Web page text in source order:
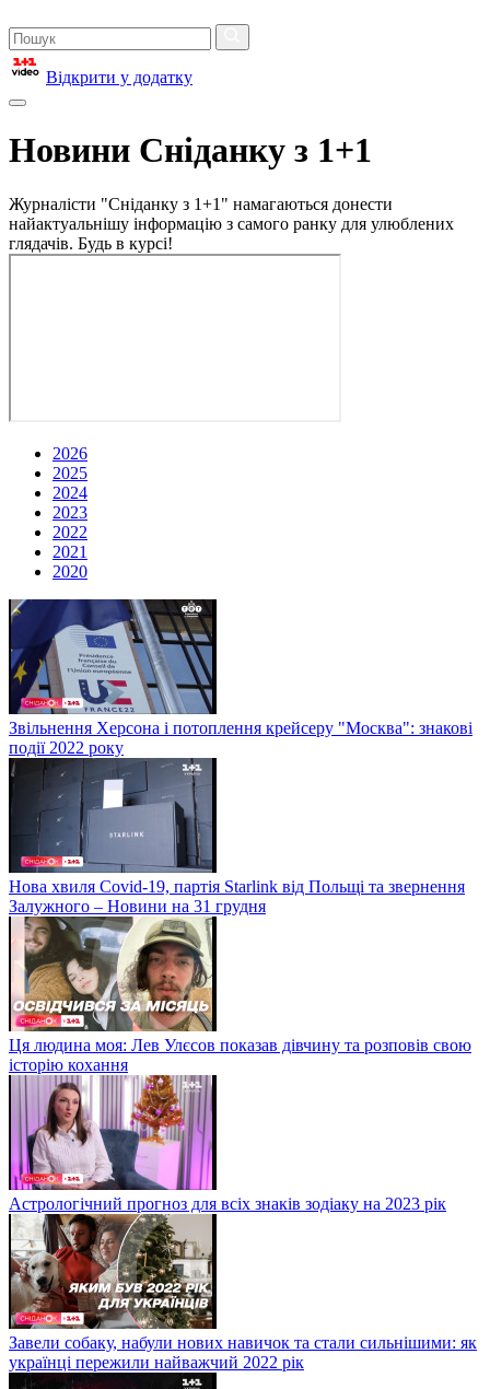
Відкрити у додатку
Новини Сніданку з 1+1
Журналісти "Сніданку з 1+1" намагаються донести
найактуальнішу інформацію з самого ранку для улюблених
глядачів. Будь в курсі!
2026
2025
2024
2023
2022
2021
2020
Звільнення Херсона і потоплення крейсеру "Москва": знакові
події 2022 року
Нова хвиля Covid-19, партія Starlink від Польщі та звернення
Залужного – Новини на 31 грудня
Ця людина моя: Лев Улєсов показав дівчину та розповів свою
історію кохання
Астрологічний прогноз для всіх знаків зодіаку на 2023 рік
Завели собаку, набули нових навичок та стали сильнішими: як
українці пережили найважчий 2022 рік